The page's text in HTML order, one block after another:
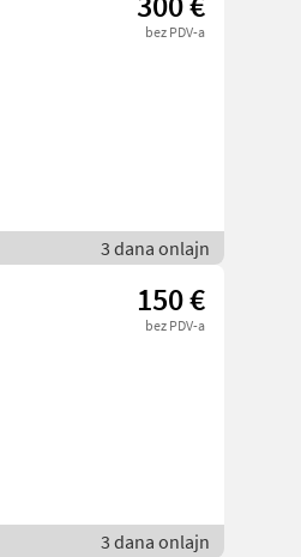
bez PDV-a
3 dana onlajn
150 €
bez PDV-a
3 dana onlajn